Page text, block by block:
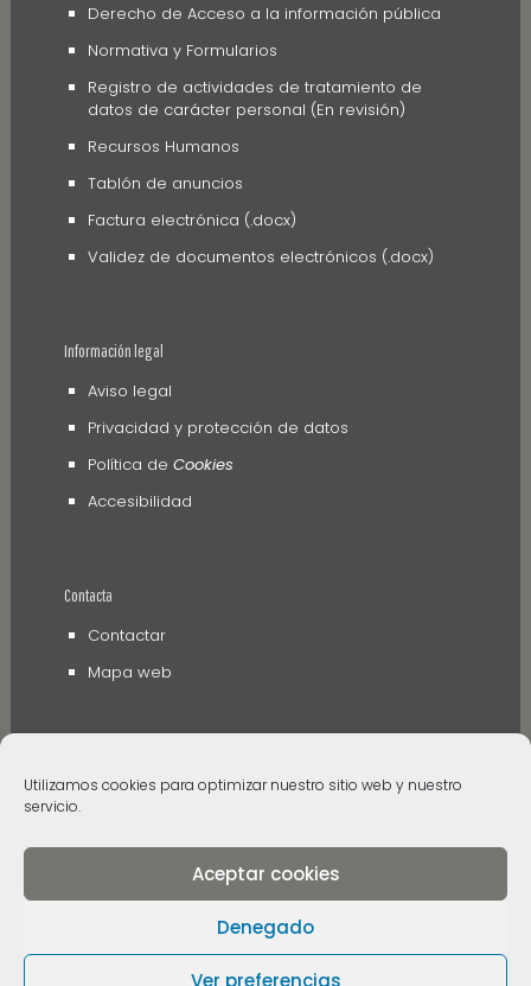
Utilizamos cookies para optimizar nuestro sitio web y nuestro
servicio.
Aceptar cookies
Denegado
Ver preferencias
Derecho de Acceso a la información pública
Normativa y Formularios
Registro de actividades de tratamiento de
datos de carácter personal (En revisión)
Recursos Humanos
Tablón de anuncios
Factura electrónica (.docx)
Validez de documentos electrónicos (.docx)
Información legal
Aviso legal
Privacidad y protección de datos
Política de Cookies
Accesibilidad
Contacta
Contactar
Mapa web
© 2006 - 2024 Museos de Tenerife. Todos los
derechos reservados